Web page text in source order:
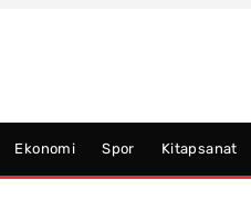
Ekonomi Spor Kitapsanat